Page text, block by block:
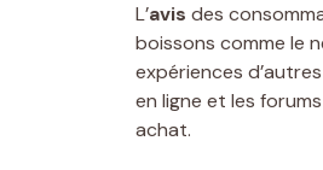
L’avis des
boissons comme le
expériences
en ligne et les
achat.